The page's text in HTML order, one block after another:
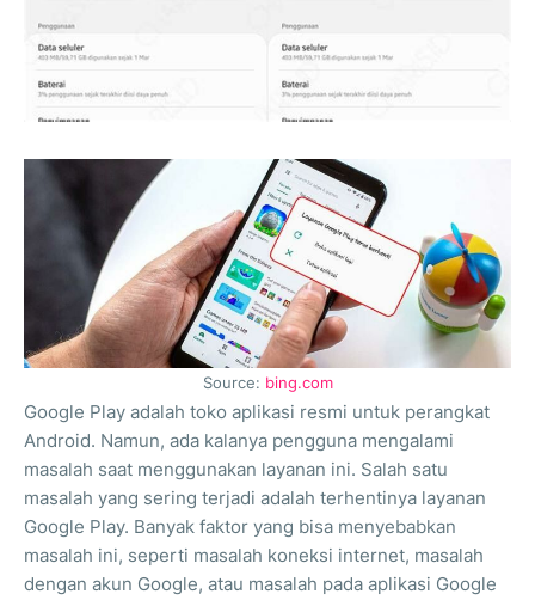
Source: bing.com
Google Play adalah toko aplikasi resmi untuk perangkat
Android. Namun, ada kalanya pengguna mengalami
masalah saat menggunakan layanan ini. Salah satu
masalah yang sering terjadi adalah terhentinya layanan
Google Play. Banyak faktor yang bisa menyebabkan
masalah ini, seperti masalah koneksi internet, masalah
dengan akun Google, atau masalah pada aplikasi Google